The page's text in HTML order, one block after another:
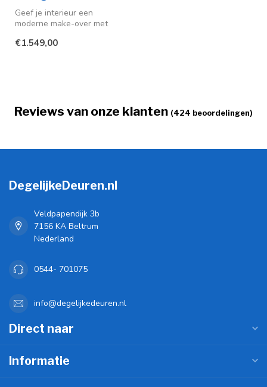
Geef je interieur een
moderne make-over met
schuifdeuren ...
€1.549,00
Reviews van onze klanten (424 beoordelingen)
DegelijkeDeuren.nl
Veldpapendijk 3b
7156 KA Beltrum
Nederland
0544- 701075
info@degelijkedeuren.nl
Direct naar
Informatie